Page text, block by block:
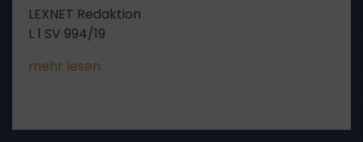
LEXNET Redaktion
L 1 SV 994/19
mehr lesen